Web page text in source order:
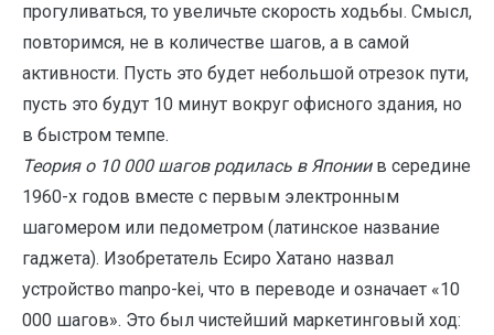
прогуливаться, то увеличьте скорость ходьбы. Смысл,
повторимся, не в количестве шагов, а в самой
активности. Пусть это будет небольшой отрезок пути,
пусть это будут 10 минут вокруг офисного здания, но
в быстром темпе.
Теория о 10 000 шагов родилась в Японии в середине
1960-х годов вместе с первым электронным
шагомером или педометром (латинское название
гаджета). Изобретатель Есиро Хатано назвал
устройство manpo-kei, что в переводе и означает «10
000 шагов». Это был чистейший маркетинговый ход: